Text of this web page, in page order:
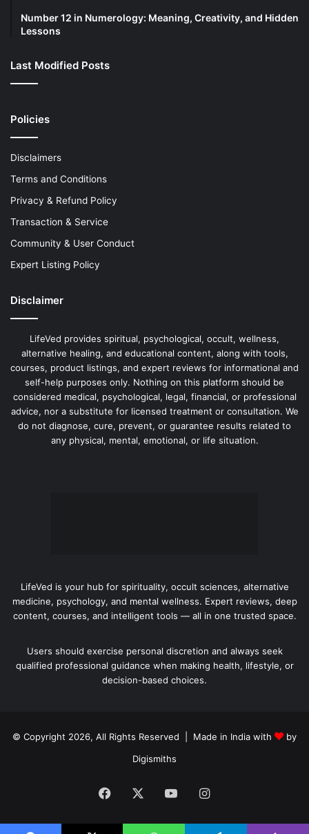
Number 12 in Numerology: Meaning, Creativity, and Hidden
Lessons
Last Modified Posts
Policies
Disclaimers
Terms and Conditions
Privacy & Refund Policy
Transaction & Service
Community & User Conduct
Expert Listing Policy
Disclaimer
LifeVed provides spiritual, psychological, occult, wellness,
alternative healing, and educational content, along with tools,
courses, product listings, and expert reviews for informational and
self-help purposes only. Nothing on this platform should be
considered medical, psychological, legal, financial, or professional
advice, nor a substitute for licensed treatment or consultation. We
do not diagnose, cure, prevent, or guarantee results related to
any physical, mental, emotional, or life situation.
LifeVed is your hub for spirituality, occult sciences, alternative
medicine, psychology, and mental wellness. Expert reviews, deep
content, courses, and intelligent tools — all in one trusted space.
Users should exercise personal discretion and always seek
qualified professional guidance when making health, lifestyle, or
decision-based choices.
© Copyright 2026, All Rights Reserved | Made in India with
by
Digismiths
Facebook YouTubeInstagram